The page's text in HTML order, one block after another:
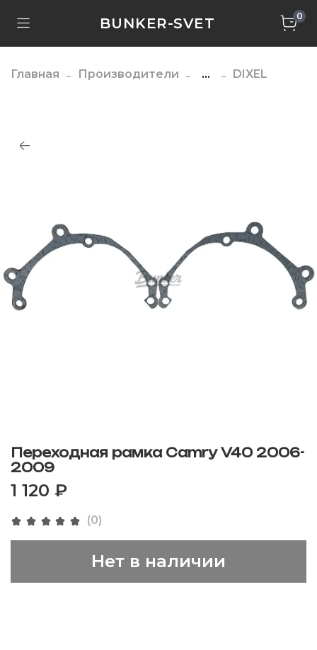
BUNKER-SVET 0
Главная Производители ... DIXEL
(0)
Переходная рамка Camry V40 2006-
2009
1 120 ₽
Нет в наличии